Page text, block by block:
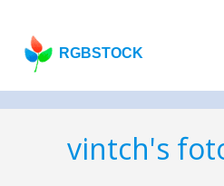
RGBSTOCK
vintch's